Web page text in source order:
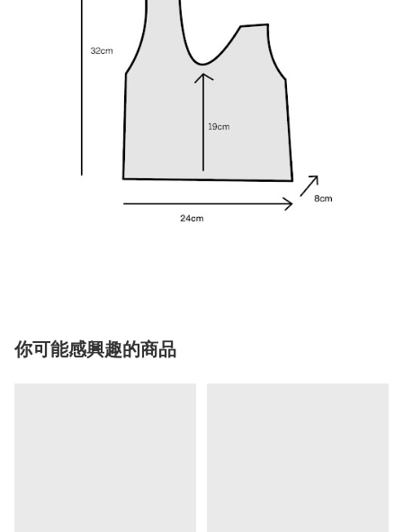
你可能感興趣的商品